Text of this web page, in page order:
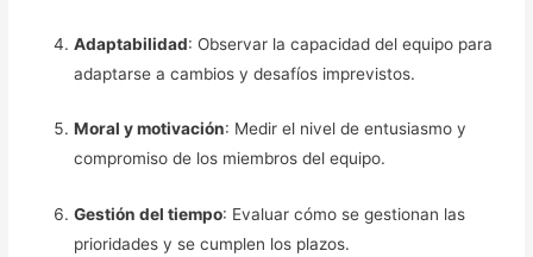
Adaptabilidad: Observar la capacidad del equipo para
adaptarse a cambios y desafíos imprevistos.
Moral y motivación: Medir el nivel de entusiasmo y
compromiso de los miembros del equipo.
Gestión del tiempo: Evaluar cómo se gestionan las
prioridades y se cumplen los plazos.